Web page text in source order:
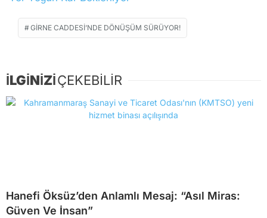
GIRNE CADDESI’NDE DÖNÜŞÜM SÜRÜYOR!
İLGİNİZİÇEKEBİLİR
Hanefi Öksüz’den Anlamlı Mesaj: “Asıl Miras:
Güven Ve İnsan”